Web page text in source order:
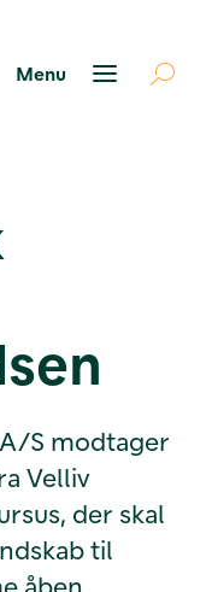
S modtager
Velliv
der skal
til
åben